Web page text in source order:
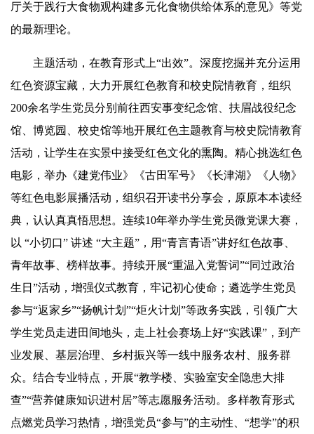
厅关于践行大食物观构建多元化食物供给体系的意见》等党
的最新理论。
主题活动，在教育形式上“出效”。深度挖掘并充分运用
红色资源宝藏，大力开展红色教育和校史院情教育，组织
200余名学生党员分别前往西安事变纪念馆、扶眉战役纪念
馆、博览园、校史馆等地开展红色主题教育与校史院情教育
活动，让学生在实景中接受红色文化的熏陶。精心挑选红色
电影，举办《建党伟业》《古田军号》《长津湖》《人物》
等红色电影展播活动，组织召开读书分享会，原原本本读经
典，认认真真悟思想。连续10年举办学生党员微党课大赛，
以 “小切口” 讲述 “大主题”，用“青言青语”讲好红色故事、
青年故事、榜样故事。持续开展“重温入党誓词”“同过政治
生日”活动，增强仪式教育，牢记初心使命；遴选学生党员
参与“返家乡”“扬帆计划”“炬火计划”等政务实践，引领广大
学生党员走进田间地头，走上社会赛场上好“实践课”，到产
业发展、基层治理、乡村振兴等一线中服务农村、服务群
众。结合专业特点，开展“教学楼、实验室安全隐患大排
查”“营养健康知识进村居”等志愿服务活动。多样教育形式
点燃党员学习热情，增强党员“参与”的主动性、“想学”的积